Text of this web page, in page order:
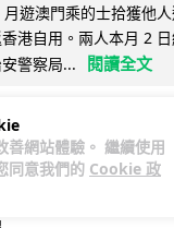
網站體驗。 繼續使用
同意我們的 Cookie 政
遊澳門乘的士拾獲他
港自用。兩人本月 2
警察局...
閱讀全文